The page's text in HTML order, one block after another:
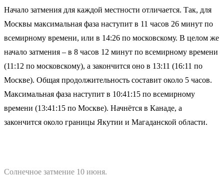
Начало затмения для каждой местности отличается. Так, для
Москвы максимальная фаза наступит в 11 часов 26 минут по
всемирному времени, или в 14:26 по московскому. В целом же
начало затмения – в 8 часов 12 минут по всемирному времени
(11:12 по московскому), а закончится оно в 13:11 (16:11 по
Москве). Общая продолжительность составит около 5 часов.
Максимальная фаза наступит в 10:41:15 по всемирному
времени (13:41:15 по Москве). Начнётся в Канаде, а
закончится около границы Якутии и Магаданской области.
Солнечное затмение 10 июня.